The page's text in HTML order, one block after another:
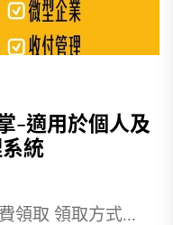
-適用於個人及
統
領取 領取方式...